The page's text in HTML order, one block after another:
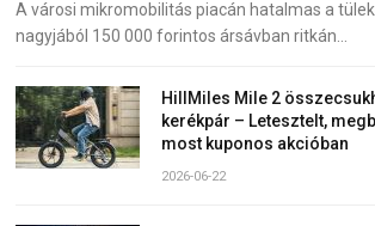
A városi mikromobilitás piacán hatalmas a
nagyjából 150 000 forintos ársávban ritkán…
HillMiles Mile 2
kerékpár – Letesztelt,
most kuponos akcióban
2026-06-22